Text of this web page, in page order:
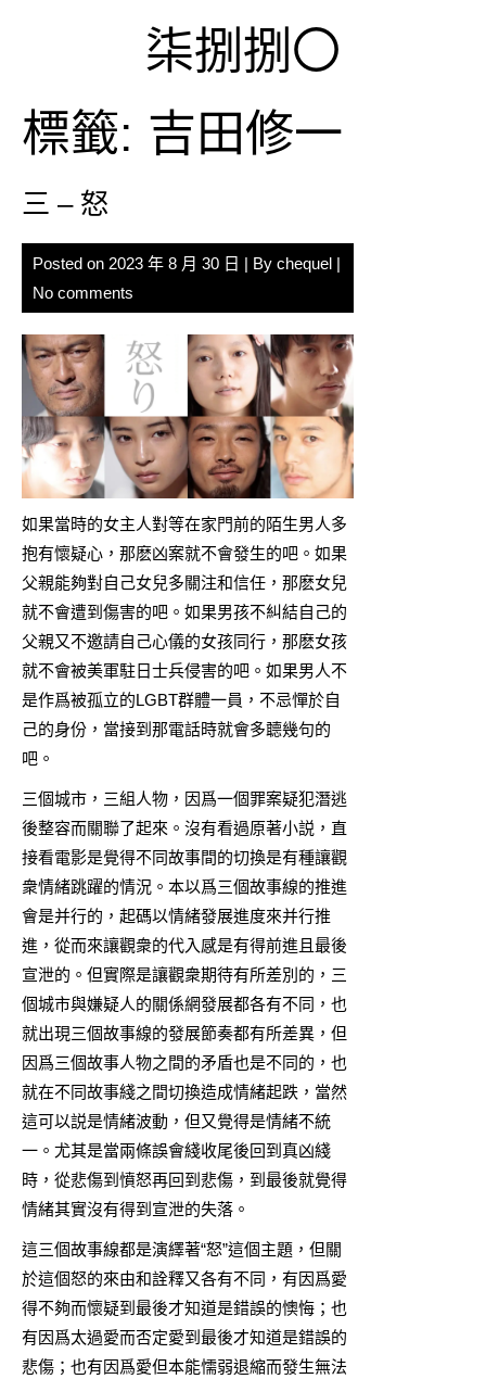
柒捌捌〇
標籤: 吉田修一
三 – 怒
Posted on 2023 年 8 月 30 日 | By chequel |
No comments
如果當時的女主人對等在家門前的陌生男人多
抱有懷疑心，那麽凶案就不會發生的吧。如果
父親能夠對自己女兒多關注和信任，那麽女兒
就不會遭到傷害的吧。如果男孩不糾結自己的
父親又不邀請自己心儀的女孩同行，那麽女孩
就不會被美軍駐日士兵侵害的吧。如果男人不
是作爲被孤立的LGBT群體一員，不忌憚於自
己的身份，當接到那電話時就會多聼幾句的
吧。
三個城市，三組人物，因爲一個罪案疑犯潛逃
後整容而關聯了起來。沒有看過原著小説，直
接看電影是覺得不同故事間的切換是有種讓觀
衆情緒跳躍的情況。本以爲三個故事線的推進
會是并行的，起碼以情緒發展進度來并行推
進，從而來讓觀衆的代入感是有得前進且最後
宣泄的。但實際是讓觀衆期待有所差別的，三
個城市與嫌疑人的關係網發展都各有不同，也
就出現三個故事線的發展節奏都有所差異，但
因爲三個故事人物之間的矛盾也是不同的，也
就在不同故事綫之間切換造成情緒起跌，當然
這可以説是情緒波動，但又覺得是情緒不統
一。尤其是當兩條誤會綫收尾後回到真凶綫
時，從悲傷到憤怒再回到悲傷，到最後就覺得
情緒其實沒有得到宣泄的失落。
這三個故事線都是演繹著“怒”這個主題，但關
於這個怒的來由和詮釋又各有不同，有因爲愛
得不夠而懷疑到最後才知道是錯誤的懊悔；也
有因爲太過愛而否定愛到最後才知道是錯誤的
悲傷；也有因爲愛但本能懦弱退縮而發生無法